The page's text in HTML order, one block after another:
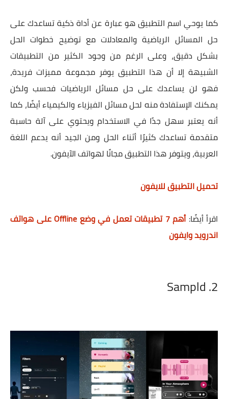
كما يوحي اسم التطبيق هو عبارة عن أداة ذكية تساعدك على
حل المسائل الرياضية والمعادلات مع توضيح خطوات الحل
بشكل دقيق، وعلى الرغم من وجود الكثير من التطبيقات
الشبيهة إلا أن هذا التطبيق يوفر مجموعة مميزات فريدة،
فهو لن يساعدك على حل مسائل الرياضيات فحسب ولكن
يمكنك الإستفادة منه لحل مسائل الفيزياء والكيمياء أيضًا، كما
أنه يعتبر سهل جدًا في الاستخدام ويحتوي على آلة حاسبة
متقدمة تساعدك كثيرًا أثناء الحل ومن الجيد أنه يدعم اللغة
العربية، ويتوفر هذا التطبيق مجانًا لهواتف الآيفون.
تحميل التطبيق للايفون
اقرأ أيضًا:
أهم 7 تطبيقات تعمل في وضع Offline على هواتف
اندرويد وايفون
2. Sampld‏